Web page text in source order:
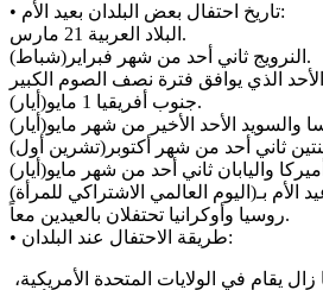
• تاريخ احتفال بعض البلدان بعيد الأم:
البلاد العربية 21 مارس.
النرويج ثاني أحد من شهر فبراير(شباط).
جنوب أفريقيا 1 مايو(أيار).
روسيا وأوكرانيا تحتفلان بالعيدين معاً.
• طريقة الاحتفال عند البلدان: